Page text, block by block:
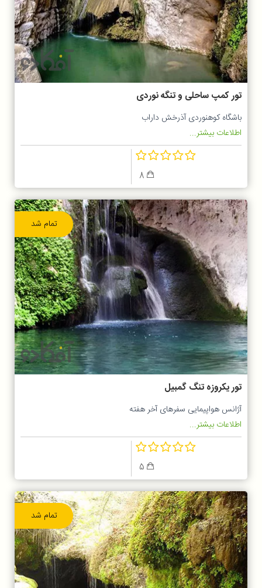
تور کمپ ساحلی و تنگه نوردی
باشگاه کوهنوردی آذرخش داراب
اطلاعات بیشتر...
تمام شد
تور یکروزه تنگ گمبیل
آژانس هواپیمایی سفرهای آخر هفته
اطلاعات بیشتر...
تمام شد